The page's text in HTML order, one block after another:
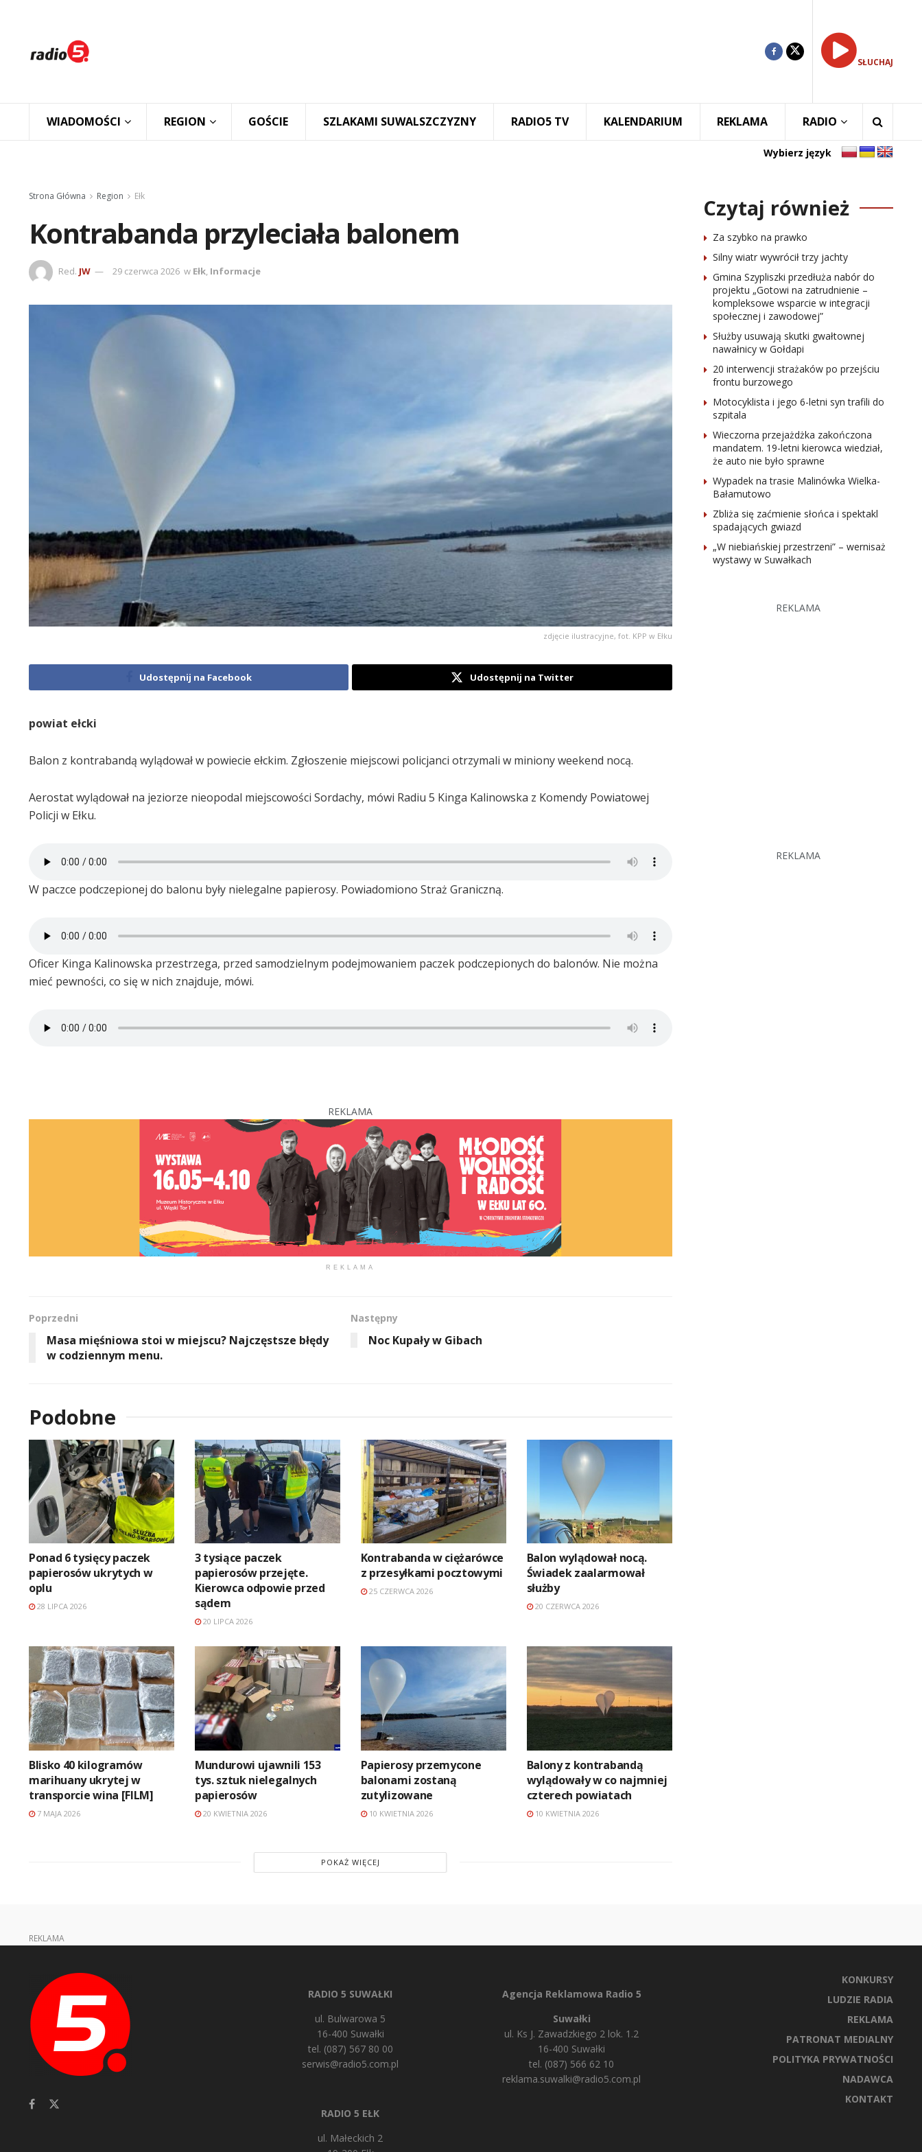
SŁUCHAJ
WIADOMOŚCI REGION GOŚCIE SZLAKAMI SUWALSZCZYZNY RADIO5 TV KALENDARIUM REKLAMA RADIO
Wybierz język
Strona Główna Region Ełk
Kontrabanda przyleciała balonem
Red. JW 29 czerwca 2026 w Ełk, Informacje
zdjęcie ilustracyjne, fot. KPP w Ełku
Udostępnij na Facebook Udostępnij na Twitter
powiat ełcki
Balon z kontrabandą wylądował w powiecie ełckim. Zgłoszenie miejscowi policjanci otrzymali w miniony weekend nocą.
Aerostat wylądował na jeziorze nieopodal miejscowości Sordachy, mówi Radiu 5 Kinga Kalinowska z Komendy Powiatowej
Policji w Ełku.
W paczce podczepionej do balonu były nielegalne papierosy. Powiadomiono Straż Graniczną.
Oficer Kinga Kalinowska przestrzega, przed samodzielnym podejmowaniem paczek podczepionych do balonów. Nie można
mieć pewności, co się w nich znajduje, mówi.
REKLAMA
REKLAMA
Poprzedni
Masa mięśniowa stoi w miejscu? Najczęstsze błędy
w codziennym menu.
Następny
Noc Kupały w Gibach
Podobne
Ponad 6 tysięcy paczek
papierosów ukrytych w
oplu
28 LIPCA 2026
3 tysiące paczek
papierosów przejęte.
Kierowca odpowie przed
sądem
20 LIPCA 2026
Kontrabanda w ciężarówce
z przesyłkami pocztowymi
25 CZERWCA 2026
Balon wylądował nocą.
Świadek zaalarmował
służby
20 CZERWCA 2026
Blisko 40 kilogramów
marihuany ukrytej w
transporcie wina [FILM]
7 MAJA 2026
Mundurowi ujawnili 153
tys. sztuk nielegalnych
papierosów
20 KWIETNIA 2026
Papierosy przemycone
balonami zostaną
zutylizowane
10 KWIETNIA 2026
Balony z kontrabandą
wylądowały w co najmniej
czterech powiatach
10 KWIETNIA 2026
POKAŻ WIĘCEJ
Czytaj również
Za szybko na prawko
Silny wiatr wywrócił trzy jachty
Gmina Szypliszki przedłuża nabór do
projektu „Gotowi na zatrudnienie –
kompleksowe wsparcie w integracji
społecznej i zawodowej”
Służby usuwają skutki gwałtownej
nawałnicy w Gołdapi
20 interwencji strażaków po przejściu
frontu burzowego
Motocyklista i jego 6-letni syn trafili do
szpitala
Wieczorna przejażdżka zakończona
mandatem. 19-letni kierowca wiedział,
że auto nie było sprawne
Wypadek na trasie Malinówka Wielka-
Bałamutowo
Zbliża się zaćmienie słońca i spektakl
spadających gwiazd
„W niebiańskiej przestrzeni” – wernisaż
wystawy w Suwałkach
REKLAMA
REKLAMA
REKLAMA
RADIO 5 SUWAŁKI
ul. Bulwarowa 5
16-400 Suwałki
tel. (087) 567 80 00
serwis@radio5.com.pl
RADIO 5 EŁK
ul. Małeckich 2
Agencja Reklamowa Radio 5
Suwałki
ul. Ks J. Zawadzkiego 2 lok. 1.2
16-400 Suwałki
tel. (087) 566 62 10
reklama.suwalki@radio5.com.pl
KONKURSY
LUDZIE RADIA
REKLAMA
PATRONAT MEDIALNY
POLITYKA PRYWATNOŚCI
NADAWCA
KONTAKT